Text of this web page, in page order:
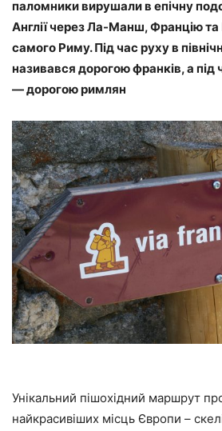
паломники вирушали в епічну
Англії через Ла-Манш, Францію
самого Риму. Під час руху в
називався дорогою франків, а під
— дорогою римлян
Унікальний пішохідний маршрут
найкрасивіших місць Європи –